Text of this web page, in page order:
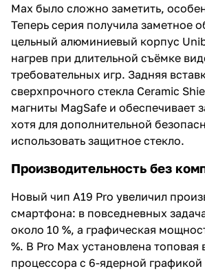
Max было сложно заметить,
Теперь серия получила заметное
цельный алюминиевый корпус
нагрев при длительной съёмке
требовательных игр. Задняя
сверхпрочного стекла Ceramic
магниты MagSafe и обеспечивает
хотя для дополнительной
использовать защитное стекло.
Производительность без
Новый чип A19 Pro увеличил
смартфона: в повседневных
около 10 %, а графическая
%. В Pro Max установлена топовая
процессора с 6-ядерной